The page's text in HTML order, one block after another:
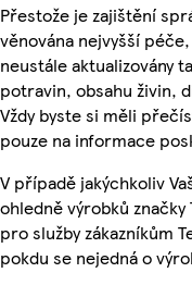
Přestože je zajištění
věnována nejvyšší
neustále aktualizovány
potravin, obsahu živin,
Vždy byste si měli
pouze na informace
V případě jakýchkoliv
ohledně výrobků
pro služby zákazníkům
pokdu se nejedná o